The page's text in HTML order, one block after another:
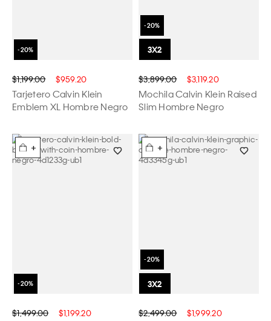
$1,199.00 $959.20
Tarjetero Calvin Klein
Emblem XL Hombre Negro
$3,899.00 $3,119.20
Mochila Calvin Klein Raised
Slim Hombre Negro
+
$1,499.00 $1,199.20
+
$2,499.00 $1,999.20